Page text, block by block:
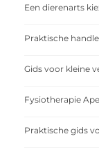
Een dierenarts
Praktische
Gids voor kleine
Fysiotherapie
Praktische gids